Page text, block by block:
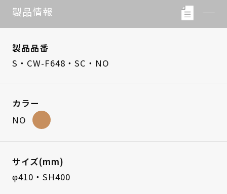
製品情報
製品品番
S・CW-F648・SC・NO
カラー
NO
サイズ(mm)
φ410・SH400